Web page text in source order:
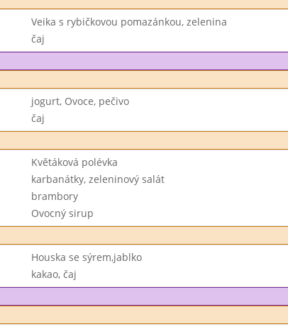
Veika s rybičkovou pomazánkou, zelenina
čaj
jogurt, Ovoce, pečivo
čaj
Květáková polévka
karbanátky, zeleninový salát
brambory
Ovocný sirup
Houska se sýrem,jablko
kakao, čaj